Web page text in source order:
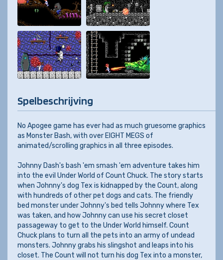
Spelbeschrijving
No Apogee game has ever had as much gruesome graphics
as Monster Bash, with over EIGHT MEGS of
animated/scrolling graphics in all three episodes.
Johnny Dash's bash 'em smash 'em adventure takes him
into the evil Under World of Count Chuck. The story starts
when Johnny's dog Tex is kidnapped by the Count, along
with hundreds of other pet dogs and cats. The friendly
bed monster under Johnny's bed tells Johnny where Tex
was taken, and how Johnny can use his secret closet
passageway to get to the Under World himself. Count
Chuck plans to turn all the pets into an army of undead
monsters. Johnny grabs his slingshot and leaps into his
closet. The Count will not turn his dog Tex into a monster,